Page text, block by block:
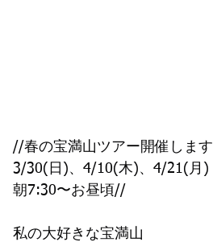
//春の宝満山ツアー開催します
3/30(日)、4/10(木)、4/21(月)
朝7:30〜お昼頃//
私の大好きな宝満山